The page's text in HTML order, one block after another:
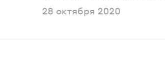
Опубликовано
28 октября 2020